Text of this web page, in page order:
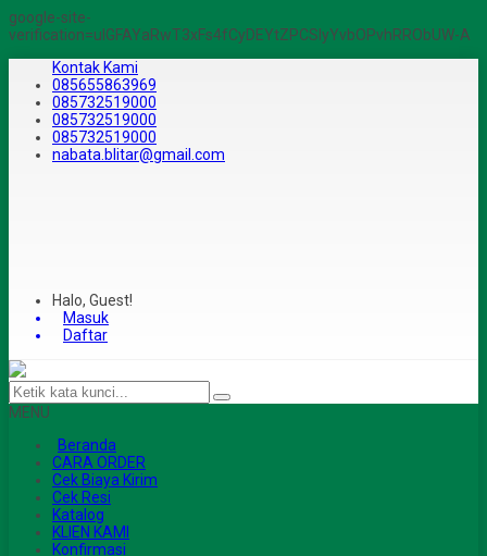
google-site-
verification=ulGFAYaRwT3xFs4fCyDEYtZPCSlyYvbOPvhRRObUW-A
Kontak Kami
085655863969
085732519000
085732519000
085732519000
nabata.blitar@gmail.com
Halo, Guest!
Masuk
Daftar
MENU
Beranda
CARA ORDER
Cek Biaya Kirim
Cek Resi
Katalog
KLIEN KAMI
Konfirmasi